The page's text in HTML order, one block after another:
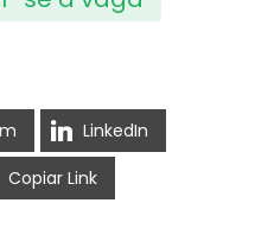
LinkedIn
Copiar Link